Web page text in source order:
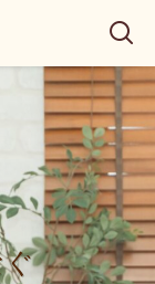
ぐ
ぐ